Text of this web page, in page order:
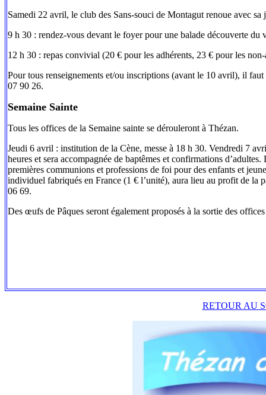
Samedi 22 avril, le club des Sans-souci de Montagut renoue avec sa
9 h 30 : rendez-vous devant le foyer pour une balade découverte du
12 h 30 : repas convivial (20 € pour les adhérents, 23 € pour les
Pour tous renseignements et/ou inscriptions (avant le 10 avril), il
07 90 26.
Semaine Sainte
Tous les offices de la Semaine sainte se dérouleront à Thézan.
Jeudi 6 avril : institution de la Cène, messe à 18 h 30. Vendredi 7
heures et sera accompagnée de baptêmes et confirmations
premières communions et professions de foi pour des enfants et
individuel fabriqués en France (1 € l’unité), aura lieu au profit de la
06 69.
Des œufs de Pâques seront également proposés à la sortie des
RETOUR AU